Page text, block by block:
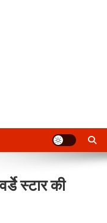
स्टार की